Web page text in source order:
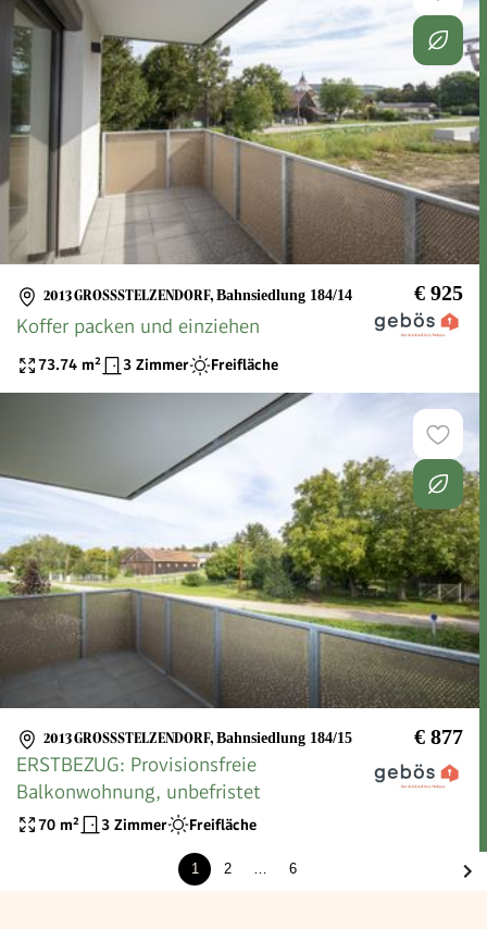
2013 GROSSSTELZENDORF , Bahnsiedlung 184/14 € 925
Koffer packen und einziehen
73.74 m² 3 Zimmer Freifläche
2013 GROSSSTELZENDORF , Bahnsiedlung 184/15 € 877
ERSTBEZUG: Provisionsfreie
Balkonwohnung, unbefristet
70 m² 3 Zimmer Freifläche
1 2 … 6